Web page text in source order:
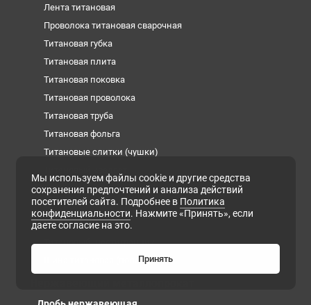
Лента титановая
Проволока титановая сварочная
Титановая губка
Титановая плита
Титановая поковка
Титановая проволока
Титановая труба
Титановая фольга
Титановые слитки (чушки)
Титановый круг
Титановый лист
Титановый пруток
Титановый шестигранник
Шина титановая (полоса)
Мы используем файлы cookie и другие средства
сохранения предпочтений и анализа действий
посетителей сайта. Подробнее в Политика
конфиденциальности. Нажмите «Принять», если
даете согласие на это.
Принять